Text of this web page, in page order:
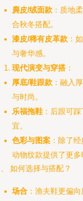
麂皮/绒面款 ：质地
合秋冬搭配。
漆皮/稀有皮革款 ：
与奢华感。
现代演变与穿搭 ：
厚底/鞋跟款 ：融入
与时尚。
乐福拖鞋 ：后跟可
宜。
色彩与图案 ：除了
动物纹款提供了更多
如何选择与搭配？
场合 ：渔夫鞋更偏